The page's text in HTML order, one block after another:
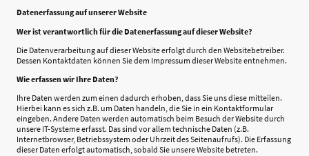
Datenerfassung auf unserer Website
Wer ist verantwortlich für die Datenerfassung auf dieser Website?
Die Datenverarbeitung auf dieser Website erfolgt durch den Websitebetreiber.
Dessen Kontaktdaten können Sie dem Impressum dieser Website entnehmen.
Wie erfassen wir Ihre Daten?
Ihre Daten werden zum einen dadurch erhoben, dass Sie uns diese mitteilen.
Hierbei kann es sich z.B. um Daten handeln, die Sie in ein Kontaktformular
eingeben. Andere Daten werden automatisch beim Besuch der Website durch
unsere IT-Systeme erfasst. Das sind vor allem technische Daten (z.B.
Internetbrowser, Betriebssystem oder Uhrzeit des Seitenaufrufs). Die Erfassung
dieser Daten erfolgt automatisch, sobald Sie unsere Website betreten.